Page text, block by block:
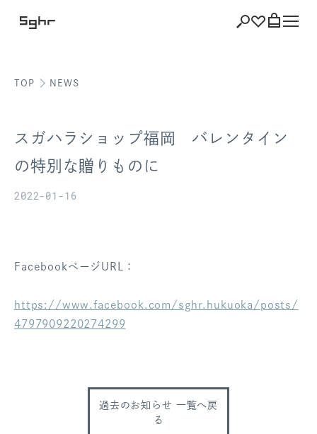
ショッピング バッグを見る
お気に入り
TOP NEWS
スガハラショップ福岡 バレンタイン
の特別な贈りものに
2022-01-16
FacebookページURL：
https://www.facebook.com/sghr.hukuoka/posts/
4797909220274299
過去のお知らせ 一覧へ戻
る